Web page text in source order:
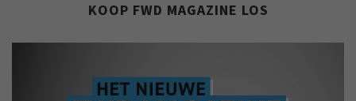
KOOP FWD MAGAZINE LOS